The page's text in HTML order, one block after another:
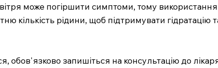
може погіршити симптоми, тому
кількість рідини, щоб підтримувати гідратацію
запишіться на консультацію до